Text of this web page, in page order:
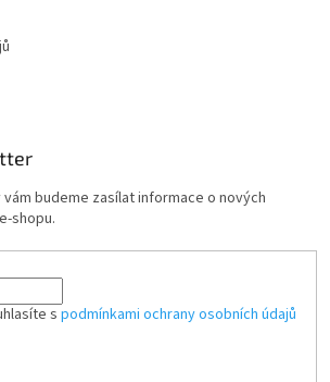
vám budeme zasílat informace o nových
shopu.
s podmínkami ochrany osobních údajů